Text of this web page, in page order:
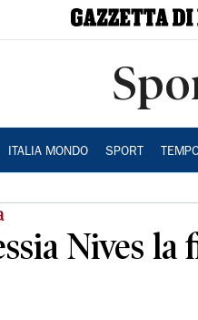
ITALIA MONDO SPORT
Nives